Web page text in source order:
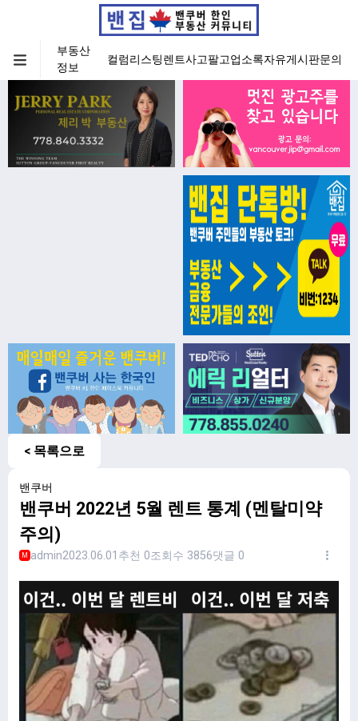
부동산
정보
컬럼리스팅렌트사고팔고업소록자유게시판문의
< 목록으로
밴쿠버
밴쿠버 2022년 5월 렌트 통계 (멘탈미약
주의)
M admin2023.06.01 추천 0조회수 3856댓글 0